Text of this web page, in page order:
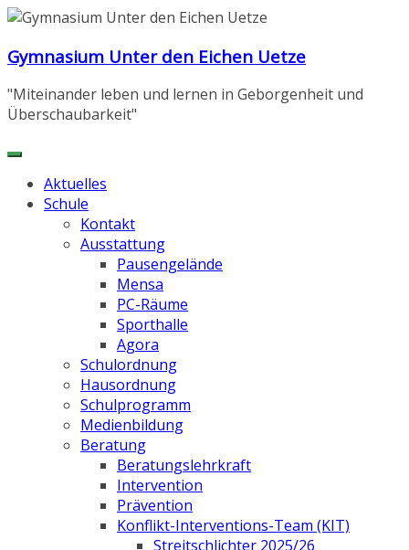
Zum
springen
Gymnasium Unter den Eichen Uetze
"Miteinander leben und lernen in Geborgenheit und
Überschaubarkeit"
Aktuelles
Schule
Kontakt
Ausstattung
Pausengelände
Mensa
PC-Räume
Sporthalle
Agora
Schulordnung
Hausordnung
Schulprogramm
Medienbildung
Beratung
Beratungslehrkraft
Intervention
Prävention
Konflikt-Interventions-Team (KIT)
Streitschlichter 2025/26